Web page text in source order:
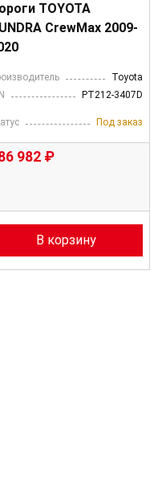
TOYOTA
CrewMax 2009-
Toyota
PT212-3407D
Под заказ
982 ₽
В корзину